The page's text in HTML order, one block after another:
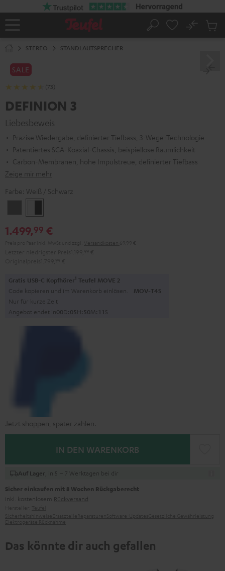
Startseite
Suche
No
STEREO STANDLAUTSPRECHER
SALE
(73)
DEFINION 3
Liebesbeweis
Präzise Wiedergabe, definierter Tiefbass, 3-Wege-Technologie
Patentiertes SCA-Koaxial-Chassis, beispiellose Räumlichkeit
Carbon-Membranen, hohe Impulstreue, definierter Tiefbass
Zeige mir mehr
Farbe: Weiß / Schwarz
/
Schwarz
1.499,99 €
Gratis USB-C Kopfhörer1 Teufel MOVE 2
Code kopieren und im Warenkorb einlösen. MOV-T4S
Nur für kurze Zeit
Angebot endet in00D:05H: 50M:09S
Jetzt shoppen, später zahlen.
IN DEN WARENKORB
Auf Lager , in 5 – 7 Werktagen bei dir
Sicher einkaufen mit 8 Wochen Rückgaberecht
inkl. kostenlosem Rückversand
Das könnte dir auch gefallen